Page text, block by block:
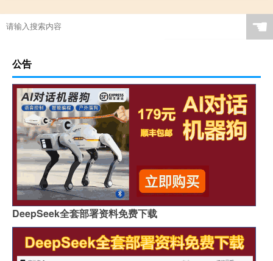
☚
公告
DeepSeek全套部署资料免费下载